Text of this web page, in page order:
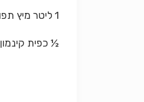
1 ליטר מיץ תפוחים
½ כפית קינמון